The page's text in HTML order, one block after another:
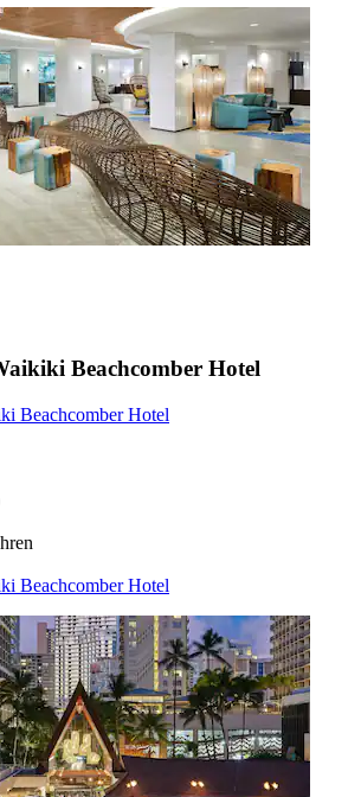
Beachcomber Hotel
Beachcomber Hotel
Beachcomber Hotel